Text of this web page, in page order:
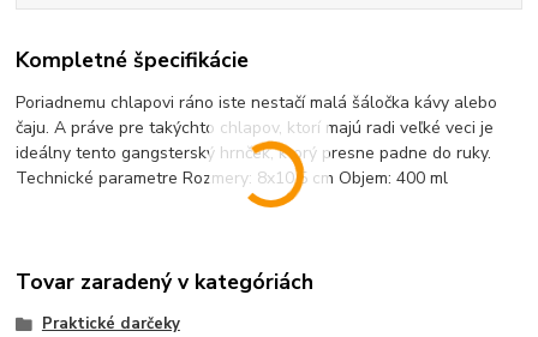
Kompletné špecifikácie
Poriadnemu chlapovi ráno iste nestačí malá šáločka kávy alebo
čaju. A práve pre takýchto chlapov, ktorí majú radi veľké veci je
ideálny tento gangsterský hrnček, ktorý presne padne do ruky.
Technické parametre Rozmery: 8x10,5 cm Objem: 400 ml
Tovar zaradený v kategóriách
Praktické darčeky